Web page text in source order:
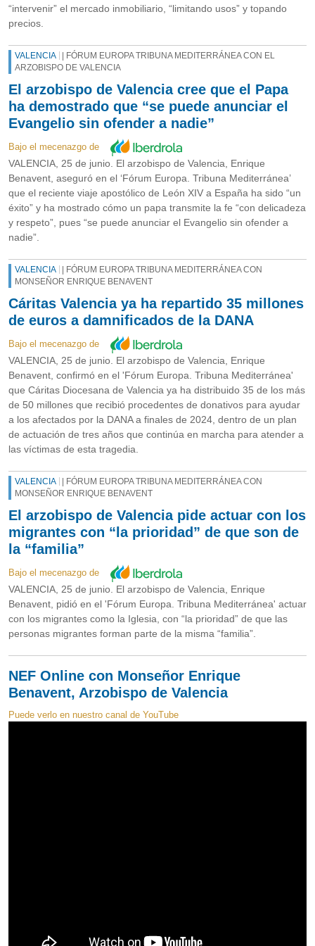
“intervenir” el mercado inmobiliario, “limitando usos” y topando
precios.
VALENCIA
| FÓRUM EUROPA TRIBUNA MEDITERRÁNEA CON EL
ARZOBISPO DE VALENCIA
El arzobispo de Valencia cree que el Papa
ha demostrado que “se puede anunciar el
Evangelio sin ofender a nadie”
Bajo el mecenazgo de
VALENCIA, 25 de junio. El arzobispo de Valencia, Enrique
Benavent, aseguró en el ‘Fórum Europa. Tribuna Mediterránea’
que el reciente viaje apostólico de León XIV a España ha sido “un
éxito” y ha mostrado cómo un papa transmite la fe “con delicadeza
y respeto”, pues “se puede anunciar el Evangelio sin ofender a
nadie”.
VALENCIA
| FÓRUM EUROPA TRIBUNA MEDITERRÁNEA CON
MONSEÑOR ENRIQUE BENAVENT
Cáritas Valencia ya ha repartido 35 millones
de euros a damnificados de la DANA
Bajo el mecenazgo de
VALENCIA, 25 de junio. El arzobispo de Valencia, Enrique
Benavent, confirmó en el 'Fórum Europa. Tribuna Mediterránea'
que Cáritas Diocesana de Valencia ya ha distribuido 35 de los más
de 50 millones que recibió procedentes de donativos para ayudar
a los afectados por la DANA a finales de 2024, dentro de un plan
de actuación de tres años que continúa en marcha para atender a
las víctimas de esta tragedia.
VALENCIA
| FÓRUM EUROPA TRIBUNA MEDITERRÁNEA CON
MONSEÑOR ENRIQUE BENAVENT
El arzobispo de Valencia pide actuar con los
migrantes con “la prioridad” de que son de
la “familia”
Bajo el mecenazgo de
VALENCIA, 25 de junio. El arzobispo de Valencia, Enrique
Benavent, pidió en el 'Fórum Europa. Tribuna Mediterránea' actuar
con los migrantes como la Iglesia, con “la prioridad” de que las
personas migrantes forman parte de la misma “familia”.
NEF Online con Monseñor Enrique
Benavent, Arzobispo de Valencia
Puede verlo en nuestro canal de YouTube